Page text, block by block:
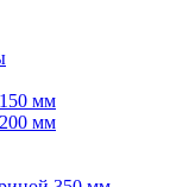
мм
мм